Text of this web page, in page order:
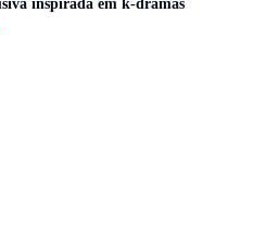
inspirada em k-dramas